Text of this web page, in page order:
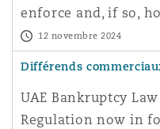
enforce and, if so,
12 novembre 2024
Différends
UAE Bankruptcy
Regulation now in